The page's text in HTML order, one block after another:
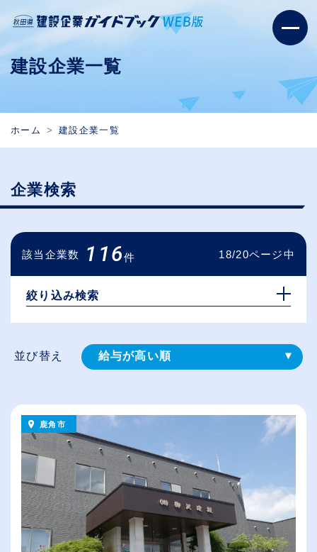
建設企業一覧
ホーム 建設企業一覧
企業検索
該当企業数 116件 18/20ページ中
絞り込み検索
並び替え 給与が高い順
従業員が多い順
休日数が多い順
鹿角市